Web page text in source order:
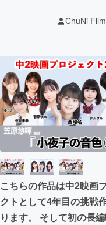
テクノロジ
映像・映画
ビジネス・
まちづくり
CAMPFIRE for
ChuNi
こちらの作品は中2映画
クトとして4年目の挑戦
ります。 そして初の長